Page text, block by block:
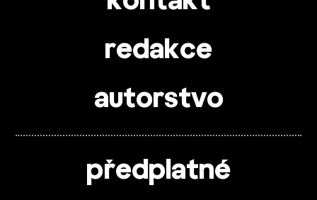
redakce
autorstvo
předplatné